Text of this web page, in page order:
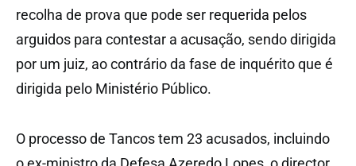
recolha de prova que pode ser requerida pelos
arguidos para contestar a acusação, sendo dirigida
por um juiz, ao contrário da fase de inquérito que é
dirigida pelo Ministério Público.
O processo de Tancos tem 23 acusados, incluindo